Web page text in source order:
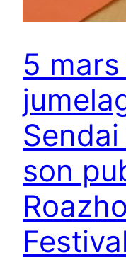
5
son
Festival